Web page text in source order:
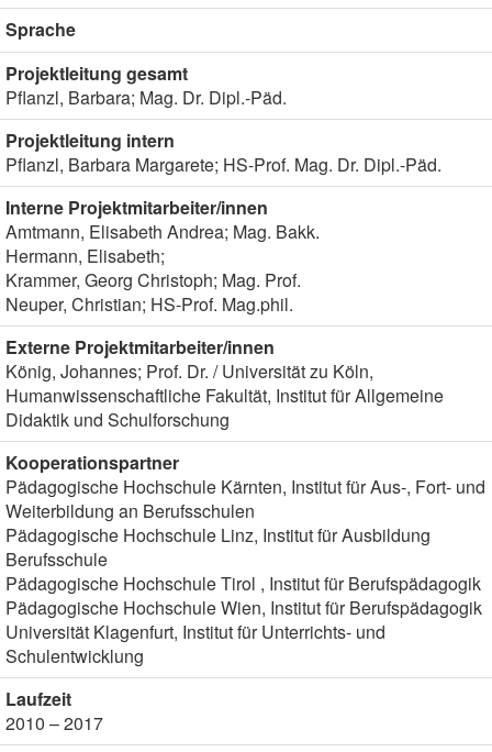
Sprache
Projektleitung gesamt
Pflanzl, Barbara; Mag. Dr. Dipl.-Päd.
Projektleitung intern
Pflanzl, Barbara Margarete; HS-Prof. Mag. Dr. Dipl.-Päd.
Interne Projektmitarbeiter/innen
Amtmann, Elisabeth Andrea; Mag. Bakk.
Hermann, Elisabeth;
Krammer, Georg Christoph; Mag. Prof.
Neuper, Christian; HS-Prof. Mag.phil.
Externe Projektmitarbeiter/innen
König, Johannes; Prof. Dr. / Universität zu Köln,
Humanwissenschaftliche Fakultät, Institut für Allgemeine
Didaktik und Schulforschung
Kooperationspartner
Pädagogische Hochschule Kärnten, Institut für Aus-, Fort- und
Weiterbildung an Berufsschulen
Pädagogische Hochschule Linz, Institut für Ausbildung
Berufsschule
Pädagogische Hochschule Tirol , Institut für Berufspädagogik
Pädagogische Hochschule Wien, Institut für Berufspädagogik
Universität Klagenfurt, Institut für Unterrichts- und
Schulentwicklung
Laufzeit
2010 – 2017